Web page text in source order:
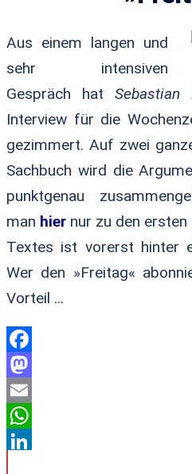
Aus einem langen und
sehr intensiven
Gespräch hat Sebastian
Interview für die
gezimmert. Auf zwei
Sachbuch wird die
punktgenau
man hier nur zu den
Textes ist vorerst hinter
Wer den »Freitag«
Vorteil ...
Facebook
Mastodon
Email
WhatsApp